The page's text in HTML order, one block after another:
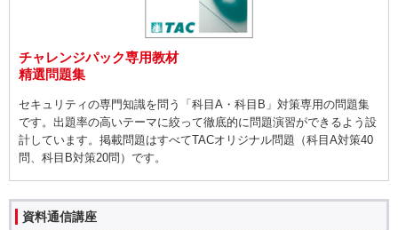
チャレンジパック専用教材
精選問題集
セキュリティの専門知識を問う「科目A・科目B」対策専用の問題集
です。出題率の高いテーマに絞って徹底的に問題演習ができるよう設
計しています。掲載問題はすべてTACオリジナル問題（科目A対策40
問、科目B対策20問）です。
資料通信講座